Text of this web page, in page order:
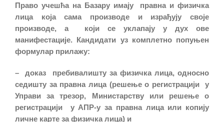
Право учешћа на Базару имају правна и физичка
лица која сама производе и израђују своје
производе, а који се уклапају у дух ове
манифестације. Кандидати уз комплетно попуњен
формулар прилажу:
– доказ пребивалишту за физичка лица, односно
седишту за правна лица (решење о регистрацији у
Управи за трезор, Министарству или решење о
регистрацији у АПР-у за правна лица или копију
личне карте за физичка лица) и